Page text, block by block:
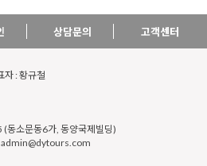
상담문의 고객센터
: 황규철
(동소문동6가, 동양국제빌딩)